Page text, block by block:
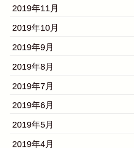
2019年11月
2019年10月
2019年9月
2019年8月
2019年7月
2019年6月
2019年5月
2019年4月